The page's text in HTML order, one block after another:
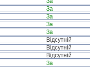
За
За
За
За
Відсутній
Відсутній
Відсутній
За